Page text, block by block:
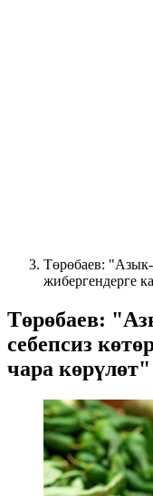
Төрөбаев: "Азык-
жибергендерге
Төрөбаев:
себепсиз
чара көрүлөт"